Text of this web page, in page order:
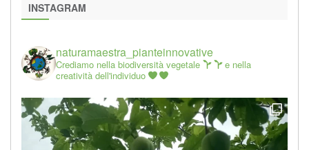
INSTAGRAM
naturamaestra_pianteinnovative
Crediamo nella biodiversità vegetale
e nella
creatività dell'individuo